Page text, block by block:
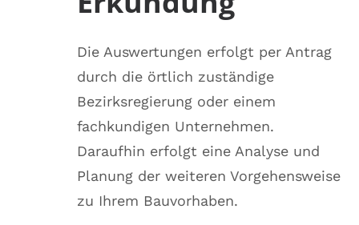
Die Auswertungen erfolgt per Antrag
durch die örtlich zuständige
Bezirksregierung oder einem
fachkundigen Unternehmen.
Daraufhin erfolgt eine Analyse und
Planung der weiteren Vorgehensweise
zu Ihrem Bauvorhaben.